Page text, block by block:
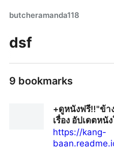
butcheramanda118
dsf
9 bookmarks
+ดูหนังฟรี‼️"ข้า
เรื่อง อัปเดตหนั
https://kang-